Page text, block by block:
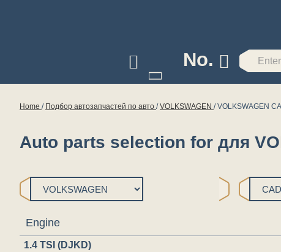
No.
Home / Подбор автозапчастей по авто /VOLKSWAGEN /VOLKSWAGEN
Auto parts selection for для
Engine
1.4 TSI (DJKD)